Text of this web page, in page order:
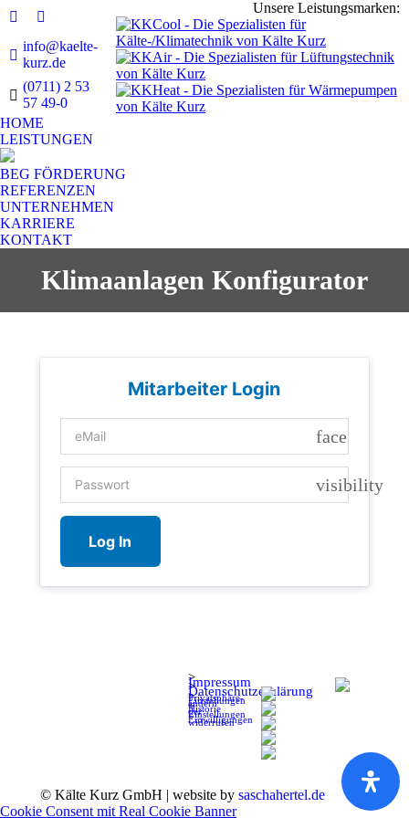
Facebook
page
opens
in
new
window
Instagram
page
opens
in
new
window
info@kaelte-
kurz.de
(0711) 2 53
57 49-0
Unsere Leistungsmarken:
HOME
LEISTUNGEN
BEG FÖRDERUNG
REFERENZEN
UNTERNEHMEN
KARRIERE
KONTAKT
Klimaanlagen Konfigurator
Sie befinden sich hier:
Mitarbeiter Login
face
visibility
>
Impressum
>
Datenschutzerklärung
>
Privatsphäre-
Einstellungen
ändern
>
Historie
der
Einstellungen
>
Einwilligungen
widerrufen
© Kälte Kurz GmbH | website by saschahertel.de
Cookie Consent mit Real Cookie Banner